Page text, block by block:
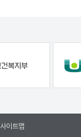
사이트맵